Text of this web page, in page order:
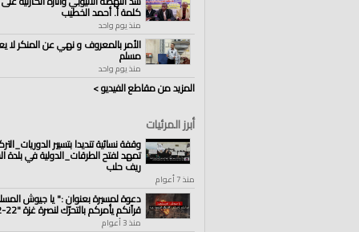
الولايات والمناطق
العلامات:#وقفة|نصرة|للأقصى|بعنوان|
كلمة أ. أحمد الخطيب
منذ يوم واحد
الأمر بالمعروف و نهي عن المنكر لا
مسلم
منذ يوم واحد
المزيد من مقاطع الفيديو >
أبرز المرئيات
وقفة نسائية تنديدا بتسيير
تمهد لفتح الطرقات_الدولية في بلدة
ريف حلب
منذ 7 أعوام
دعوة لمسيرة بعنوان :" يا جيوش
قرآنكم يأمركم بالتحرّك لنصرة غزة "22-12-2023
منذ 3 أعوام